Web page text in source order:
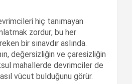
hiç tanımayan
zordur; bu her
bir sınavdır aslında.
değersizliğin ve çaresizliğin
mahallerde devrimciler de
vücut bulduğunu görür.